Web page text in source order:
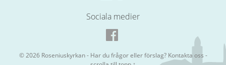
Sociala medier
© 2026 Roseniuskyrkan- Har du frågor eller förslag? Kontakta oss -